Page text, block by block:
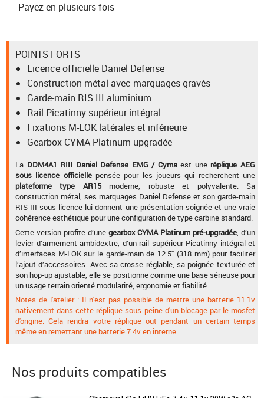
Payez en plusieurs fois
POINTS FORTS
Licence officielle Daniel Defense
Construction métal avec marquages gravés
Garde-main RIS III aluminium
Rail Picatinny supérieur intégral
Fixations M-LOK latérales et inférieure
Gearbox CYMA Platinum upgradée
La DDM4A1 RIII Daniel Defense EMG / Cymaest une réplique AEG
sous licence officiellepensée pour les joueurs qui recherchent une
plateforme type AR15moderne, robuste et polyvalente. Sa
construction métal, ses marquages Daniel Defense et son garde-main
RIS III sous licence lui donnent une présentation soignée et une vraie
cohérence esthétique pour une configuration de type carbine standard.
Cette version profite d’une gearbox CYMA Platinum pré-upgradée, d’un
levier d’armement ambidextre, d’un rail supérieur Picatinny intégral et
d’interfaces M-LOK sur le garde-main de 12.5" (318 mm) pour faciliter
l’ajout d’accessoires. Avec sa crosse réglable, sa poignée texturée et
son hop-up ajustable, elle se positionne comme une base sérieuse pour
un usage terrain orienté modularité, ergonomie et fiabilité.
Notes de l'atelier : Il n'est pas possible de mettre une batterie 11.1v
nativement dans cette réplique sous peine d'un blocage par le mosfet
d'origine. Cela rendra votre réplique out pendant un certain temps
même en remettant une batterie 7.4v en interne.
Nos produits compatibles